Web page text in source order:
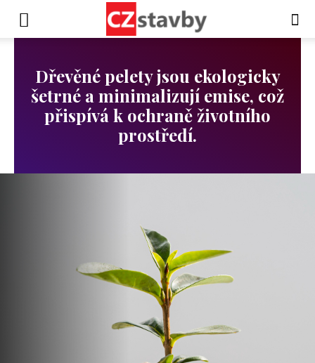
Dřevěné pelety jsou ekologicky
šetrné a minimalizují emise, což
přispívá k ochraně životního
prostředí.